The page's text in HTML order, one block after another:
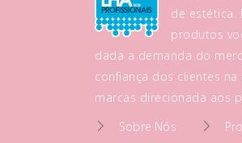
de estética.
produtos
dada a demanda do
confiança dos clientes
marcas direcionada aos
Sobre Nós